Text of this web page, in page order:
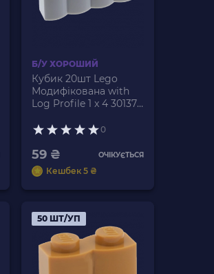
Б/У ХОРОШИЙ
Кубик 20шт Lego
Модифікована with
Log Profile 1 x 4 30137
4211833 Light Bluish
0
59 ₴ ОЧІКУЄТЬСЯ
Кешбек 5 ₴
50 ШТ/УП